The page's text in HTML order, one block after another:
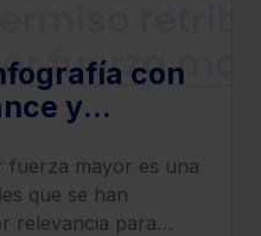
con
y
del permiso
mayor
fuerza mayor es una
que se han
relevancia para